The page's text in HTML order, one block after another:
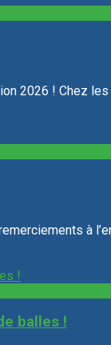
2026 ! Chez les
à
balles !